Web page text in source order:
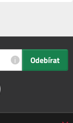
i Odebírat